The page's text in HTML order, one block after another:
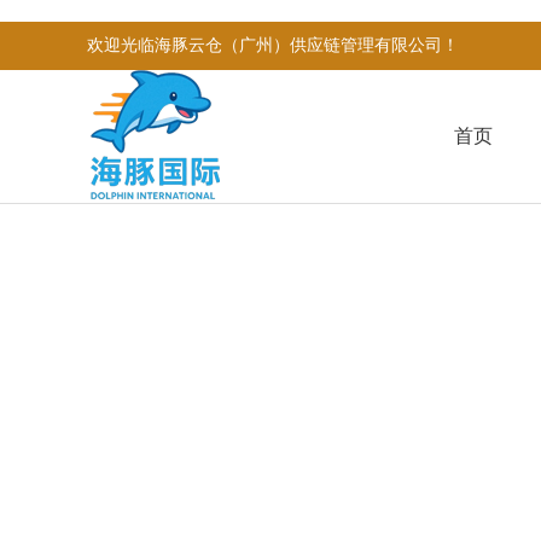
欢迎光临海豚云仓（广州）供应链管理有限公司！
首页